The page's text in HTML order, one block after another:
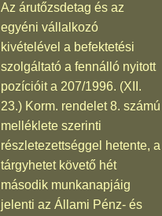
Az árutőzsdetag és az
egyéni vállalkozó
kivételével a befektetési
szolgáltató a fennálló nyitott
pozícióit a 207/1996. (XII.
23.) Korm. rendelet 8. számú
melléklete szerinti
részletezettséggel hetente, a
tárgyhetet követő hét
második munkanapjáig
jelenti az Állami Pénz- és